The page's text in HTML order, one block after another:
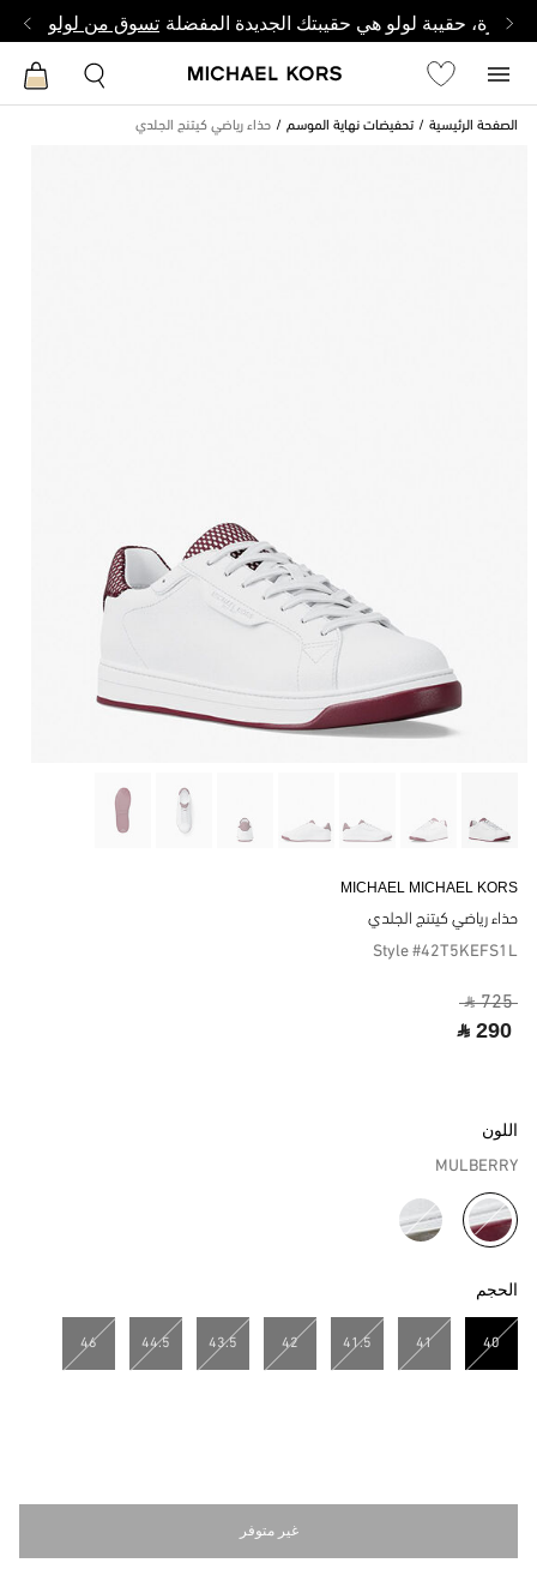
وصغيرة، حقيبة لولو هي حقيبتك الجديدة المفضلة تسوق من لولو
الصفحة الرئيسية تحفيضات نهاية الموسم حذاء رياضي كيتنج الجلدي
MICHAEL MICHAEL KORS
حذاء رياضي كيتنج الجلدي
Style #42T5KEFS1L
‎ ⃁ 725 ‎
‎ ⃁ 290 ‎
اللون
MULBERRY
مختار
الحجم
40
مختار
41
41.5
42
43.5
44.5
46
غير متوفر